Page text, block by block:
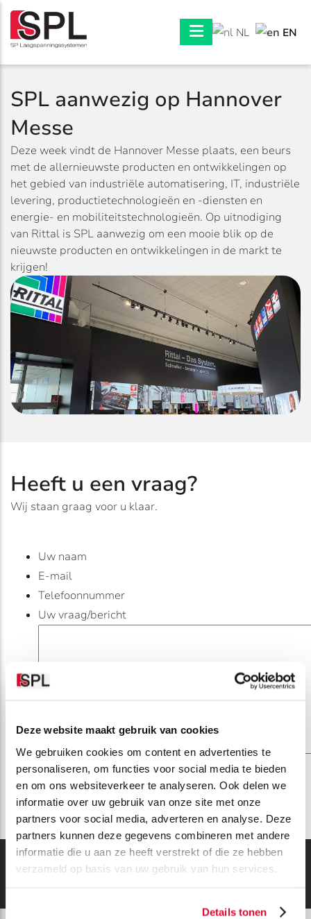
Deze website maakt gebruik van cookies
We gebruiken cookies om content en advertenties te
personaliseren, om functies voor social media te bieden
en om ons websiteverkeer te analyseren. Ook delen we
informatie over uw gebruik van onze site met onze
partners voor social media, adverteren en analyse. Deze
partners kunnen deze gegevens combineren met andere
informatie die u aan ze heeft verstrekt of die ze hebben
verzameld op basis van uw gebruik van hun services.
Details tonen
NL EN
SPL aanwezig op Hannover
Messe
Deze week vindt de Hannover Messe plaats, een beurs
met de allernieuwste producten en ontwikkelingen op
het gebied van industriële automatisering, IT, industriële
levering, productietechnologieën en -diensten en
energie- en mobiliteitstechnologieën. Op uitnodiging
van Rittal is SPL aanwezig om een mooie blik op de
nieuwste producten en ontwikkelingen in de markt te
krijgen!
Heeft u een vraag?
Wij staan graag voor u klaar.
Uw naam
E-mail
Telefoonnummer
Uw vraag/bericht
Plan een intakegesprek